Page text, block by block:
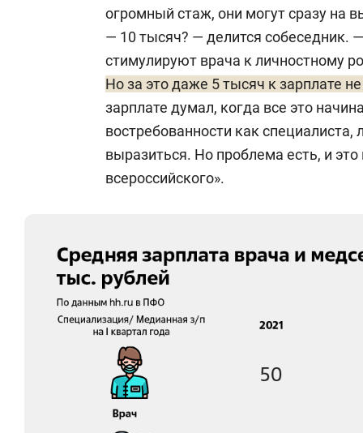
огромный стаж, они могут сразу на
— 10 тысяч? — делится собеседник.
стимулируют врача к личностному
Но за это даже 5 тысяч к зарплате
зарплате думал, когда все это
востребованности как
выразиться. Но проблема есть, и это
всероссийского».